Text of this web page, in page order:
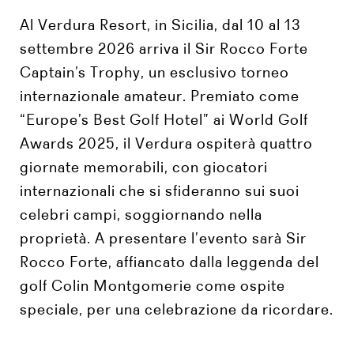
Al Verdura Resort, in Sicilia, dal 10 al 13
settembre 2026 arriva il Sir Rocco Forte
Captain’s Trophy, un esclusivo torneo
internazionale amateur. Premiato come
“Europe’s Best Golf Hotel” ai World Golf
Awards 2025, il Verdura ospiterà quattro
giornate memorabili, con giocatori
internazionali che si sfideranno sui suoi
celebri campi, soggiornando nella
proprietà. A presentare l’evento sarà Sir
Rocco Forte, affiancato dalla leggenda del
golf Colin Montgomerie come ospite
speciale, per una celebrazione da ricordare.